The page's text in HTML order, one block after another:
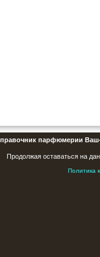
парфюмерии
Продолжая оставаться на
Политика